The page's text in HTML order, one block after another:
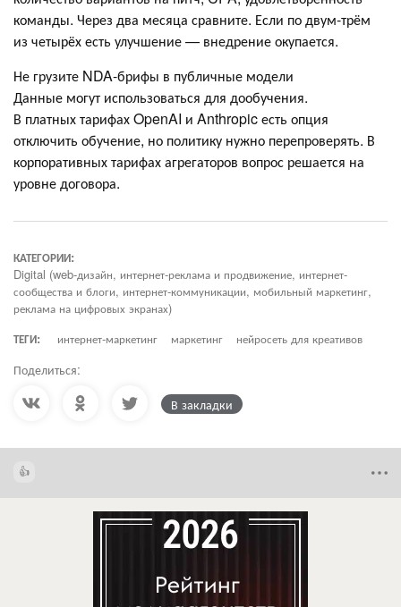
команды. Через два месяца сравните. Если по двум-трём
из четырёх есть улучшение — внедрение окупается.
Не грузите NDA-брифы в публичные модели
Данные могут использоваться для дообучения.
В платных тарифах OpenAI и Anthropic есть опция
отключить обучение, но политику нужно перепроверять. В
корпоративных тарифах агрегаторов вопрос решается на
уровне договора.
КАТЕГОРИИ:
Digital (web-дизайн, интернет-реклама и продвижение, интернет-
сообщества и блоги, интернет-коммуникации, мобильный маркетинг,
реклама на цифровых экранах)
ТЕГИ:
интернет-маркетинг маркетинг нейросеть для креативов
Поделиться:
В закладки